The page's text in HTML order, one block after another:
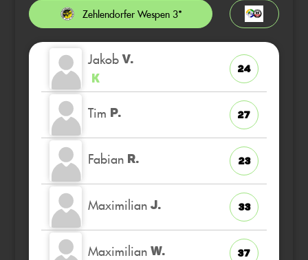
Zehlendorfer Wespen 3*
Jakob V.
K
24
Tim P. 27
Fabian R. 23
Maximilian J. 33
Maximilian W. 37